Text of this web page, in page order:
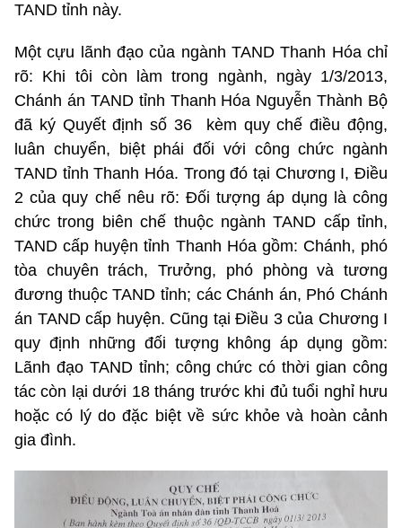
TAND tỉnh này.
Một cựu lãnh đạo của ngành TAND Thanh Hóa chỉ
rõ: Khi tôi còn làm trong ngành, ngày 1/3/2013,
Chánh án TAND tỉnh Thanh Hóa Nguyễn Thành Bộ
đã ký Quyết định số 36 kèm quy chế điều động,
luân chuyển, biệt phái đối với công chức ngành
TAND tỉnh Thanh Hóa. Trong đó tại Chương I, Điều
2 của quy chế nêu rõ: Đối tượng áp dụng là công
chức trong biên chế thuộc ngành TAND cấp tỉnh,
TAND cấp huyện tỉnh Thanh Hóa gồm: Chánh, phó
tòa chuyên trách, Trưởng, phó phòng và tương
đương thuộc TAND tỉnh; các Chánh án, Phó Chánh
án TAND cấp huyện. Cũng tại Điều 3 của Chương I
quy định những đối tượng không áp dụng gồm:
Lãnh đạo TAND tỉnh; công chức có thời gian công
tác còn lại dưới 18 tháng trước khi đủ tuổi nghỉ hưu
hoặc có lý do đặc biệt về sức khỏe và hoàn cảnh
gia đình.